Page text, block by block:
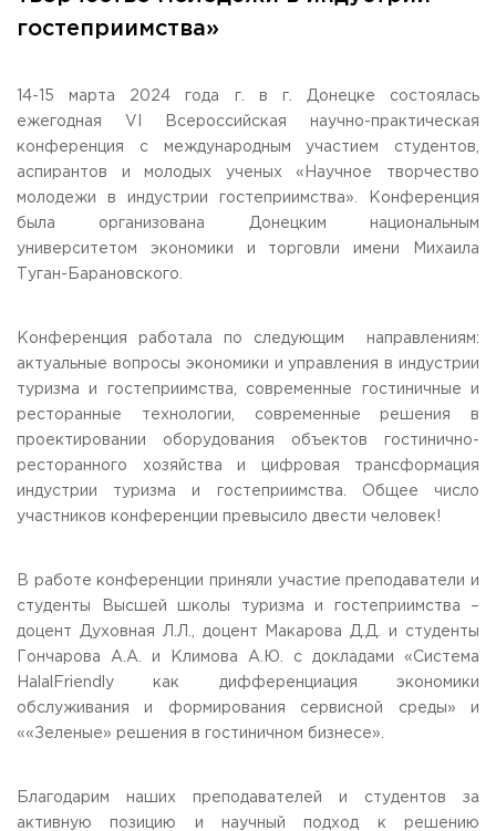
Общежитие / Кампус РГУТИС
Work with disabled and handicapped people
Scientific activity
Additional education
Федеральный ресурсный центр
Федеральное учебно-методическое объединение в
system of secondary vocational education
ADDRESS
99 Glavnaya Street, dp.Cherkizovo, Urban district Pushkinsky,
TELEPHONES:
+7 (495) 940 83 00
+7 (495) 940 83 58
obrashenia@rguts.ru
Mo-th: from 09:00 to 18:00;
Fr: from 09:00 to 16:45;
гостеприимства»
14-15 марта 2024 года г. в г. Донецке состоялась
ежегодная VI Всероссийская научно-практическая
конференция с международным участием студентов,
аспирантов и молодых ученых «Научное творчество
молодежи в индустрии гостеприимства». Конференция
была организована Донецким национальным
университетом экономики и торговли имени Михаила
Туган-Барановского.
Конференция работала по следующим направлениям:
актуальные вопросы экономики и управления в индустрии
туризма и гостеприимства, современные гостиничные и
ресторанные технологии, современные решения в
проектировании оборудования объектов гостинично-
ресторанного хозяйства и цифровая трансформация
индустрии туризма и гостеприимства. Общее число
участников конференции превысило двести человек!
В работе конференции приняли участие преподаватели и
студенты Высшей школы туризма и гостеприимства –
доцент Духовная Л.Л., доцент Макарова Д.Д. и студенты
Гончарова А.А. и Климова А.Ю. с докладами «Система
HalalFriendly как дифференциация экономики
обслуживания и формирования сервисной среды» и
««Зеленые» решения в гостиничном бизнесе».
Благодарим наших преподавателей и студентов за
активную позицию и научный подход к решению